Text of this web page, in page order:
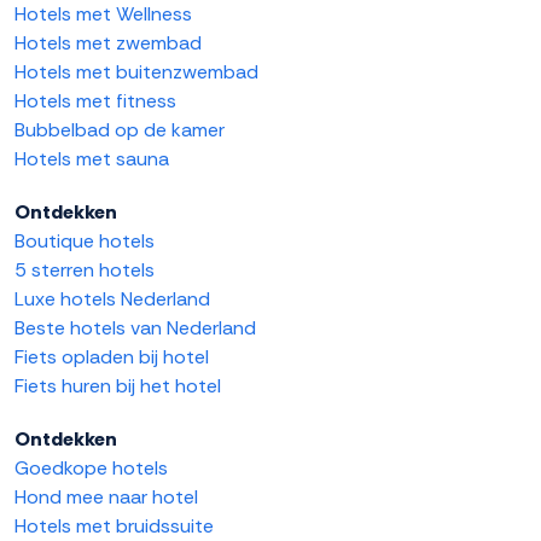
Hotels met Wellness
Hotels met zwembad
Hotels met buitenzwembad
Hotels met fitness
Bubbelbad op de kamer
Hotels met sauna
Ontdekken
Boutique hotels
5 sterren hotels
Luxe hotels Nederland
Beste hotels van Nederland
Fiets opladen bij hotel
Fiets huren bij het hotel
Ontdekken
Goedkope hotels
Hond mee naar hotel
Hotels met bruidssuite